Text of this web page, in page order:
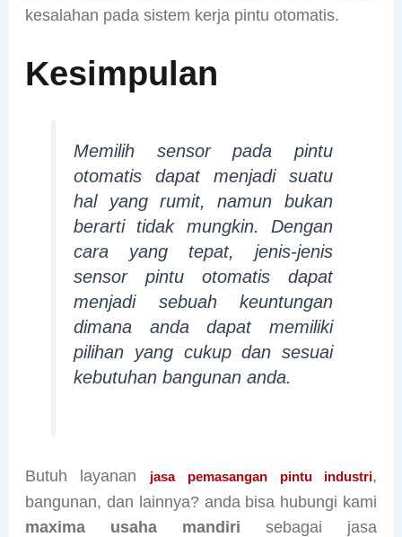
kesalahan pada sistem kerja pintu otomatis.
Kesimpulan
Memilih sensor pada pintu
otomatis dapat menjadi suatu
hal yang rumit, namun bukan
berarti tidak mungkin. Dengan
cara yang tepat, jenis-jenis
sensor pintu otomatis dapat
menjadi sebuah keuntungan
dimana anda dapat memiliki
pilihan yang cukup dan sesuai
kebutuhan bangunan anda.
Butuh layanan jasa pemasangan pintu industri,
bangunan, dan lainnya? anda bisa hubungi kami
maxima usaha mandirisebagai jasa